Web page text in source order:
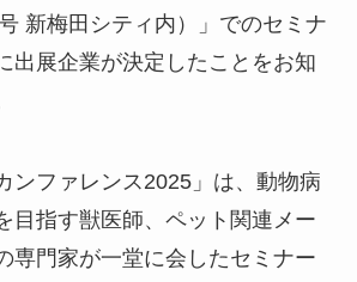
新梅田シティ内）」でのセミナ
出展企業が決定したことをお知
ンファレンス2025」は、動物病
目指す獣医師、ペット関連メー
専門家が一堂に会したセミナー